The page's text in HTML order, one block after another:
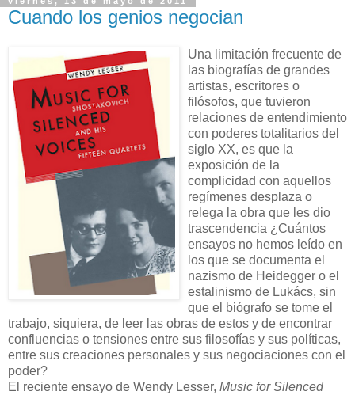
Cuando los genios negocian
Una limitación frecuente de
las biografías de grandes
artistas, escritores o
filósofos, que tuvieron
relaciones de entendimiento
con poderes totalitarios del
siglo XX, es que la
exposición de la
complicidad con aquellos
regímenes desplaza o
relega la obra que les dio
trascendencia ¿Cuántos
ensayos no hemos leído en
los que se documenta el
nazismo de Heidegger o el
estalinismo de Lukács, sin
que el biógrafo se tome el
trabajo, siquiera, de leer las obras de estos y de encontrar
confluencias o tensiones entre sus filosofías y sus políticas,
entre sus creaciones personales y sus negociaciones con el
poder?
El reciente ensayo de Wendy Lesser, Music for Silenced